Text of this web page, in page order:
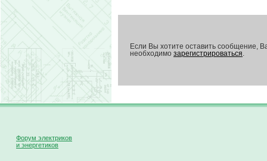
Если Вы хотите оставить сообщение,
необходимо зарегистрироваться.
Форум электриков
и энергетиков